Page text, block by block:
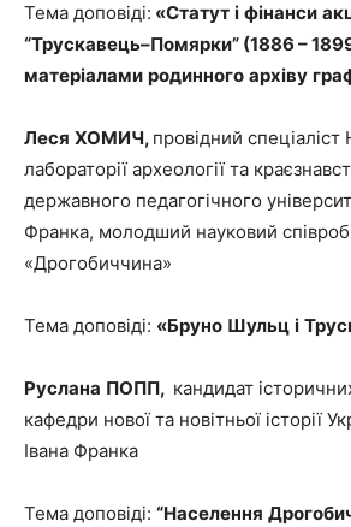
Тема доповіді: «Статут і фінанси
“Трускавець–Помярки” (1886 –
матеріалами родинного архіву
Леся ХОМИЧ, провідний
лабораторії археології та
державного педагогічного
Франка, молодший науковий
«Дрогобиччина»
Тема доповіді: «Бруно Шульц і
Руслана ПОПП, кандидат
кафедри нової та новітньої історії
Івана Франка
Тема доповіді: “Населення